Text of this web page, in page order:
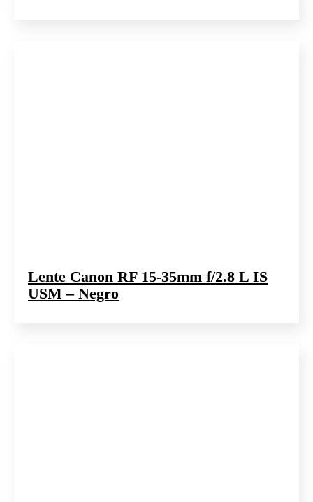
Lente Canon RF 15-35mm f/2.8 L IS
USM – Negro